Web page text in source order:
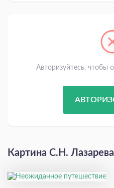
Авторизуйтесь, чтобы
Картина С.Н. Лазарева